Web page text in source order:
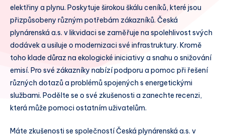
elektřiny a plynu. Poskytuje širokou škálu ceníků, které jsou
přizpůsobeny různým potřebám zákazníků. Česká
plynárenská a.s. v likvidaci se zaměřuje na spolehlivost svých
dodávek a usiluje o modernizaci své infrastruktury. Kromě
toho klade důraz na ekologické iniciativy a snahu o snižování
emisí. Pro své zákazníky nabízí podporu a pomoc při řešení
různých dotazů a problémů spojených s energetickými
službami. Podělte se o své zkušenosti a zanechte recenzi,
která může pomoci ostatním uživatelům.
Máte zkušenosti se společností Česká plynárenská a.s. v